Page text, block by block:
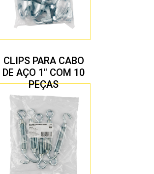
CLIPS PARA CABO
DE AÇO 1″ COM 10
PEÇAS